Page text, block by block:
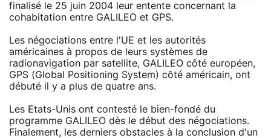
finalisé le 25 juin 2004 leur entente concernant la
cohabitation entre GALILEO et GPS.
Les négociations entre l'UE et les autorités
américaines à propos de leurs systèmes de
radionavigation par satellite, GALILEO côté européen,
GPS (Global Positioning System) côté américain, ont
débuté il y a plus de quatre ans.
Les Etats-Unis ont contesté le bien-fondé du
programme GALILEO dès le début des négociations.
Finalement, les derniers obstacles à la conclusion d'un